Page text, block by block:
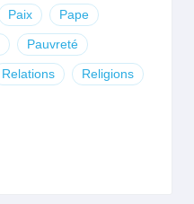
Paix Pape
Pauvreté
Relations Religions